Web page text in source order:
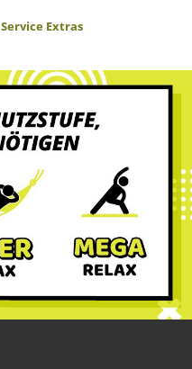
Service Extras